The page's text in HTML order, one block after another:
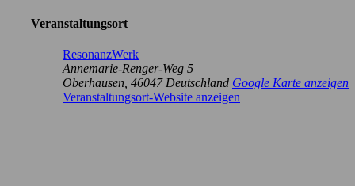
Veranstaltungsort
ResonanzWerk
Annemarie-Renger-Weg 5
Oberhausen 46047 Deutschland Google Karte anzeigen
Veranstaltungsort-Website anzeigen